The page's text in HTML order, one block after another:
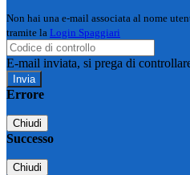
Non hai una e-mail associata al nome
tramite la Login Spaggiari
E-mail inviata, si prega di
Errore
Chiudi
Successo
Chiudi